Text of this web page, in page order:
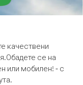
качествени
Обадете се на
или мобилен! - с